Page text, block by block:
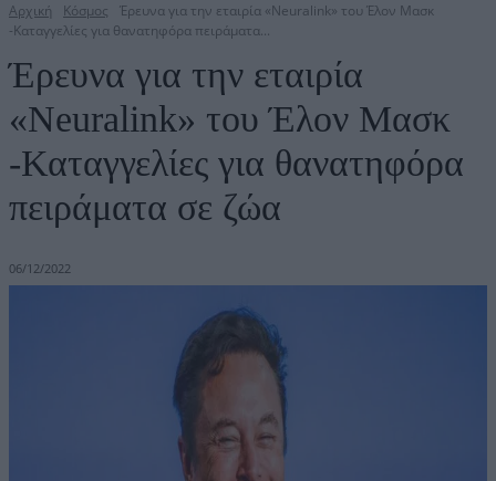
Αρχική Κόσμος
Έρευνα για την εταιρία «Neuralink» του Έλον Μασκ
-Καταγγελίες για θανατηφόρα πειράματα...
Έρευνα για την εταιρία
«Neuralink» του Έλον Μασκ
-Καταγγελίες για θανατηφόρα
πειράματα σε ζώα
06/12/2022